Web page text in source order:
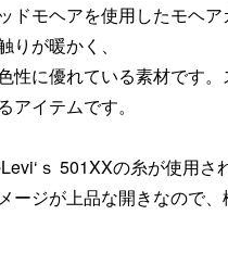
ドモヘアを使用したモヘ
りが暖かく、
性に優れている素材です
アイテムです。
ｓ 501XXの糸が使用さ
ージが上品な開きなので